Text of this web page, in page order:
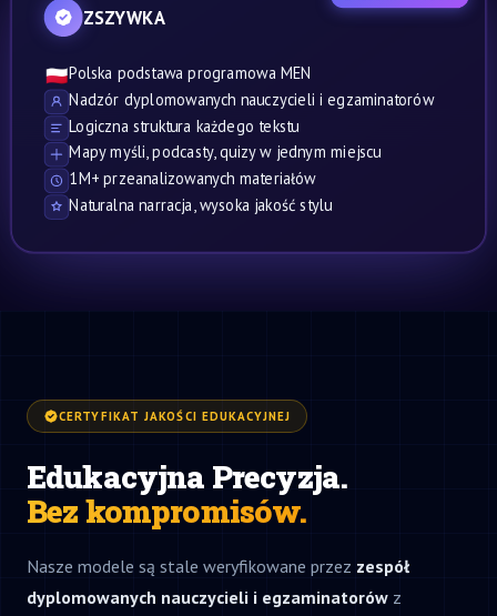
ZSZYWKA
🇵🇱Polska podstawa programowa MEN
Nadzór dyplomowanych nauczycieli i egzaminatorów
Logiczna struktura każdego tekstu
Mapy myśli, podcasty, quizy w jednym miejscu
1M+ przeanalizowanych materiałów
Naturalna narracja, wysoka jakość stylu
CERTYFIKAT JAKOŚCI EDUKACYJNEJ
Edukacyjna Precyzja.
Bez kompromisów.
Nasze modele są stale weryfikowane przez zespół
dyplomowanych nauczycieli i egzaminatorów z